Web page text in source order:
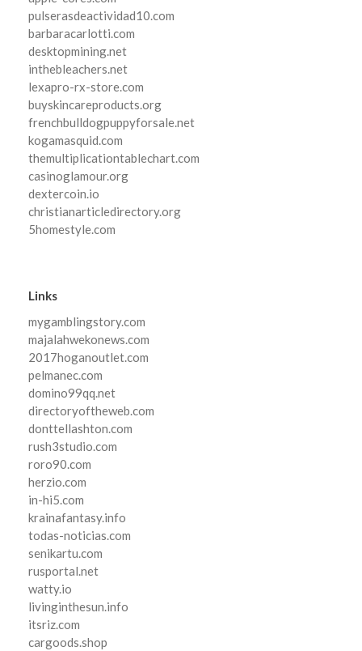
pulserasdeactividad10.com
barbaracarlotti.com
desktopmining.net
inthebleachers.net
lexapro-rx-store.com
buyskincareproducts.org
frenchbulldogpuppyforsale.net
kogamasquid.com
themultiplicationtablechart.com
casinoglamour.org
dextercoin.io
christianarticledirectory.org
5homestyle.com
Links
mygamblingstory.com
majalahwekonews.com
2017hoganoutlet.com
pelmanec.com
domino99qq.net
directoryoftheweb.com
donttellashton.com
rush3studio.com
roro90.com
herzio.com
in-hi5.com
krainafantasy.info
todas-noticias.com
senikartu.com
rusportal.net
watty.io
livinginthesun.info
itsriz.com
cargoods.shop